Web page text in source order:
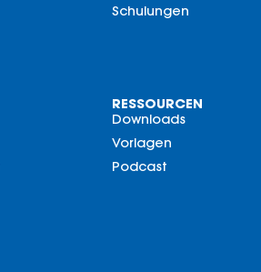
Schulungen
RESSOURCEN
Downloads
Vorlagen
Podcast